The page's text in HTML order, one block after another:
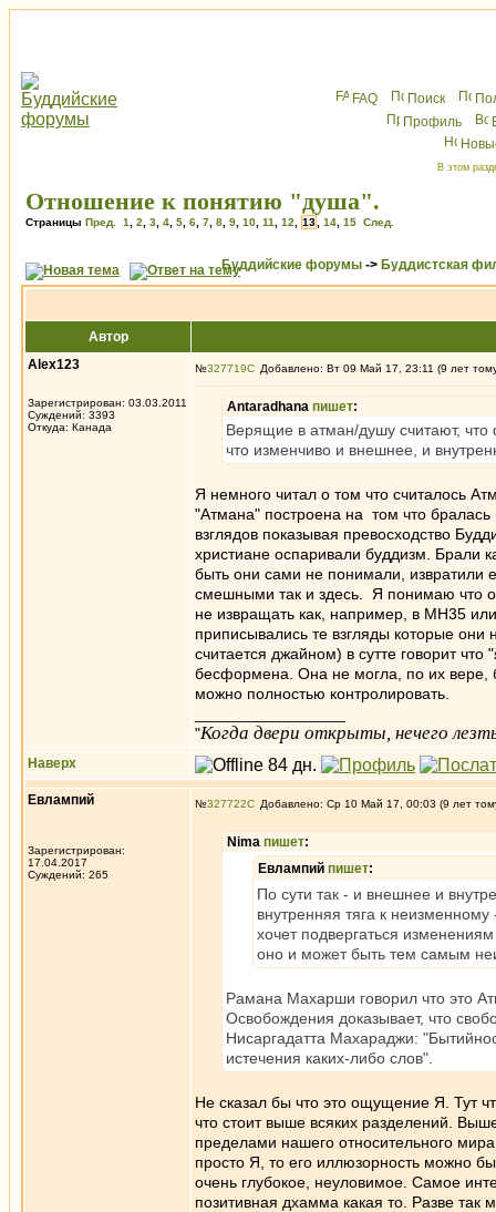
FAQ Поиск
Профиль
В этом
Отношение к понятию "душа".
Страницы Пред. 1 2 3 4 5 6 7 8 9 10 11 12 13 14 15 След.
Буддийские форумы -> Буддистская
Автор
Alex123
Зарегистрирован: 03.03.2011
Суждений: 3393
Откуда: Канада
№327719 Добавлено: Вт 09 Май 17, 23:11 (9 лет
Antaradhana пишет:
Верящие в атман/душу считают, что
что изменчиво и внешнее, и
Я немного читал о том что считалось
"Атмана" построена на том что
взглядов показывая превосходство
христиане оспаривали буддизм. Брали
быть они сами не понимали, извратили
смешными так и здесь. Я понимаю что
не извращать как, например, в МН35 или
приписывались те взгляды которые
считается джайном) в сутте говорит
бесформена. Она не могла, по их вере,
можно полностью контролировать.
"Когда двери открыты, нечего
Наверх
Евлампий
Зарегистрирован:
17.04.2017
Суждений: 265
№327722 Добавлено: Ср 10 Май 17, 00:03 (9 лет
Nima пишет:
Евлампий пишет:
По сути так - и внешнее и
внутренняя тяга к
хочет подвергаться
оно и может быть тем самым
Рамана Махарши говорил что это
Освобождения доказывает, что
Нисаргадатта Махараджи:
истечения каких-либо слов".
Не сказал бы что это ощущение Я. Тут
что стоит выше всяких разделений.
пределами нашего относительного
просто Я, то его иллюзорность можно
очень глубокое, неуловимое. Самое
позитивная дхамма какая то. Разве так